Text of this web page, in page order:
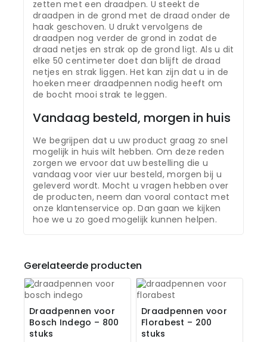
zetten met een draadpen. U steekt de
draadpen in de grond met de draad onder de
haak geschoven. U drukt vervolgens de
draadpen nog verder de grond in zodat de
draad netjes en strak op de grond ligt. Als u dit
elke 50 centimeter doet dan blijft de draad
netjes en strak liggen. Het kan zijn dat u in de
hoeken meer draadpennen nodig heeft om
de bocht mooi strak te leggen.
Vandaag besteld, morgen in huis
We begrijpen dat u uw product graag zo snel
mogelijk in huis wilt hebben. Om deze reden
zorgen we ervoor dat uw bestelling die u
vandaag voor vier uur besteld, morgen bij u
geleverd wordt. Mocht u vragen hebben over
de producten, neem dan vooral contact met
onze klantenservice op. Dan gaan we kijken
hoe we u zo goed mogelijk kunnen helpen.
Gerelateerde producten
Draadpennen voor
Bosch Indego – 800
stuks
Draadpennen voor
Florabest – 200
stuks